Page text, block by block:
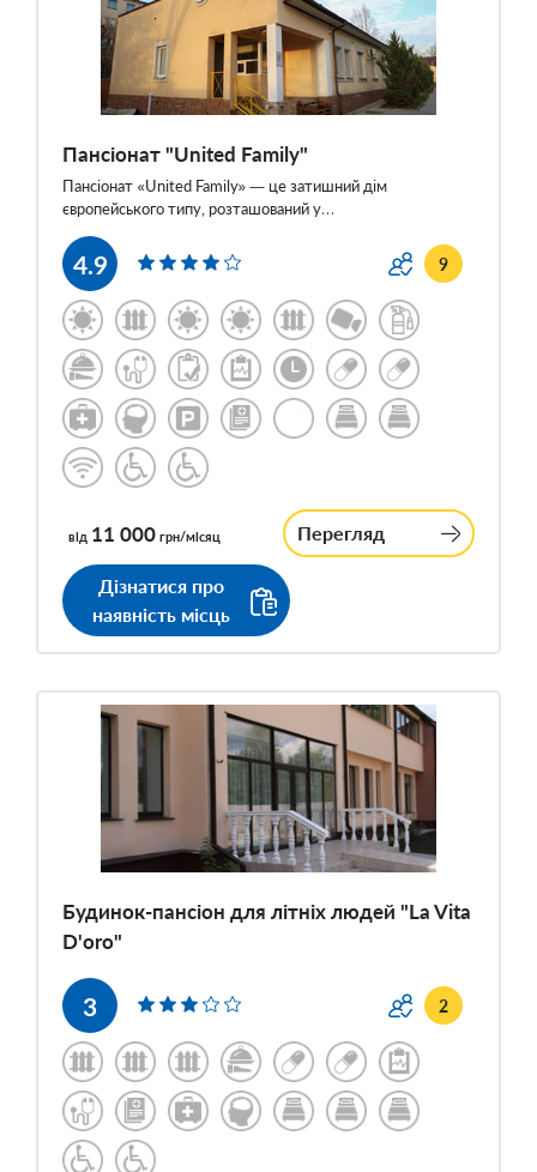
Пансіонат "United Family"
Пансіонат «United Family» — це затишний дім
європейського типу, розташований у…
4.9 9
від 11 000 грн/місяц Перегляд
Дізнатися про
наявність місць
Будинок-пансіон для літніх людей "La Vita
D'oro"
3 2